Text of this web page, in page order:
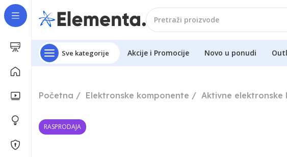
Sve kategorije Akcije i Promocije Novo u ponudi
Početna Elektronske komponente Aktivne elektronske
RASPRODAJA